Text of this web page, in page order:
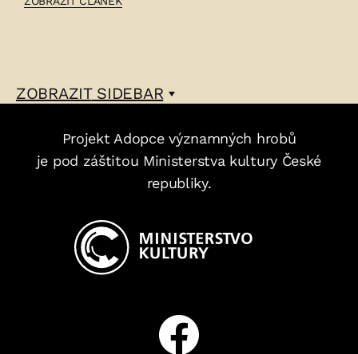
ZOBRAZITSIDEBAR
Projekt Adopce významných hrobů
je pod záštitou Ministerstva kultury České
republiky.
Facebook